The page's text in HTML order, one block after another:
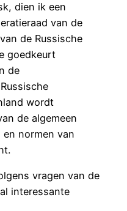
dien ik een
van de
de Russische
goedkeurt
de
wordt
de algemeen
en normen van
vragen van de
interessante